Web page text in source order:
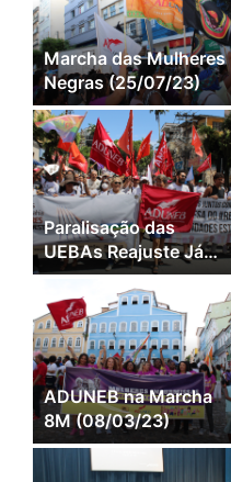
Marcha das Mulheres
Negras (25/07/23)
Paralisação das
UEBAs Reajuste Já
(12/04/23)
ADUNEB na Marcha
8M (08/03/23)